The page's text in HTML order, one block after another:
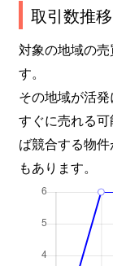
取引数推移
対象の地域の
す。
その地域が活
すぐに売れる
ば競合する物
もあります。